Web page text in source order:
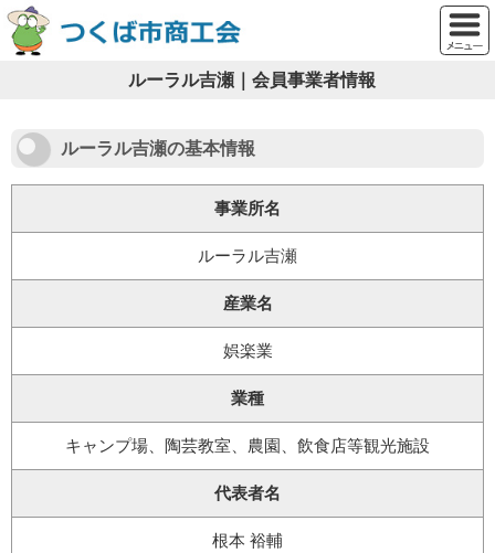
ルーラル吉瀬｜会員事業者情報
ルーラル吉瀬の基本情報
事業所名
ルーラル吉瀬
産業名
娯楽業
業種
キャンプ場、陶芸教室、農園、飲食店等観光施設
代表者名
根本 裕輔